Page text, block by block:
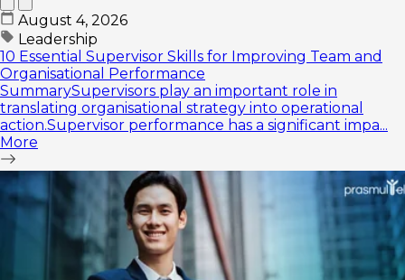
August 4, 2026
Leadership
10 Essential Supervisor Skills for Improving Team and
Organisational Performance
SummarySupervisors play an important role in
translating organisational strategy into operational
action.Supervisor performance has a significant impa...
More